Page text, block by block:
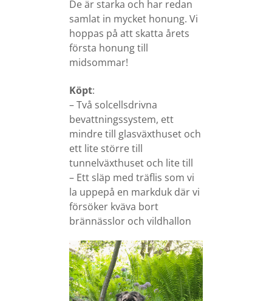
De är starka och har redan
samlat in mycket honung. Vi
hoppas på att skatta årets
första honung till
midsommar!
Köpt:
– Två solcellsdrivna
bevattningssystem, ett
mindre till glasväxthuset och
ett lite större till
tunnelväxthuset och lite till
– Ett släp med träflis som vi
la uppepå en markduk där vi
försöker kväva bort
brännässlor och vildhallon